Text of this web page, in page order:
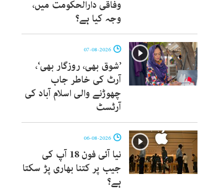
وفاقی دارالحکومت میں،
وجہ کیا ہے؟
’شوق بھی، روزگار بھی‘،
آرٹ کی خاطر جاب
چھوڑنے والی اسلام آباد کی
آرٹسٹ
نیا آئی فون 18 آپ کی
جیب پر کتنا بھاری پڑ سکتا
ہے؟